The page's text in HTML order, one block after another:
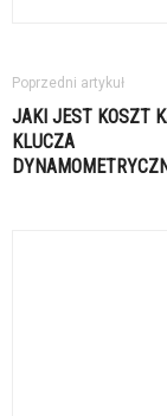
Poprzedni artykuł
JAKI JEST KOSZT
KLUCZA